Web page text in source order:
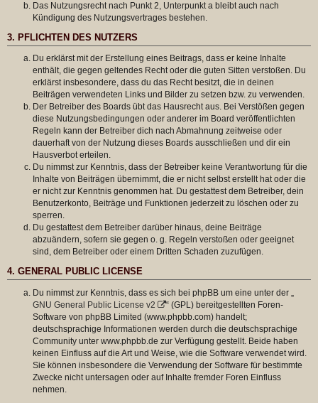
Das Nutzungsrecht nach Punkt 2, Unterpunkt a bleibt auch nach
Kündigung des Nutzungsvertrages bestehen.
3. PFLICHTEN DES NUTZERS
Du erklärst mit der Erstellung eines Beitrags, dass er keine Inhalte
enthält, die gegen geltendes Recht oder die guten Sitten verstoßen. Du
erklärst insbesondere, dass du das Recht besitzt, die in deinen
Beiträgen verwendeten Links und Bilder zu setzen bzw. zu verwenden.
Der Betreiber des Boards übt das Hausrecht aus. Bei Verstößen gegen
diese Nutzungsbedingungen oder anderer im Board veröffentlichten
Regeln kann der Betreiber dich nach Abmahnung zeitweise oder
dauerhaft von der Nutzung dieses Boards ausschließen und dir ein
Hausverbot erteilen.
Du nimmst zur Kenntnis, dass der Betreiber keine Verantwortung für die
Inhalte von Beiträgen übernimmt, die er nicht selbst erstellt hat oder die
er nicht zur Kenntnis genommen hat. Du gestattest dem Betreiber, dein
Benutzerkonto, Beiträge und Funktionen jederzeit zu löschen oder zu
sperren.
Du gestattest dem Betreiber darüber hinaus, deine Beiträge
abzuändern, sofern sie gegen o. g. Regeln verstoßen oder geeignet
sind, dem Betreiber oder einem Dritten Schaden zuzufügen.
4. GENERAL PUBLIC LICENSE
Du nimmst zur Kenntnis, dass es sich bei phpBB um eine unter der „
GNU General Public License v2
“ (GPL) bereitgestellten Foren-
Software von phpBB Limited (www.phpbb.com) handelt;
deutschsprachige Informationen werden durch die deutschsprachige
Community unter www.phpbb.de zur Verfügung gestellt. Beide haben
keinen Einfluss auf die Art und Weise, wie die Software verwendet wird.
Sie können insbesondere die Verwendung der Software für bestimmte
Zwecke nicht untersagen oder auf Inhalte fremder Foren Einfluss
nehmen.